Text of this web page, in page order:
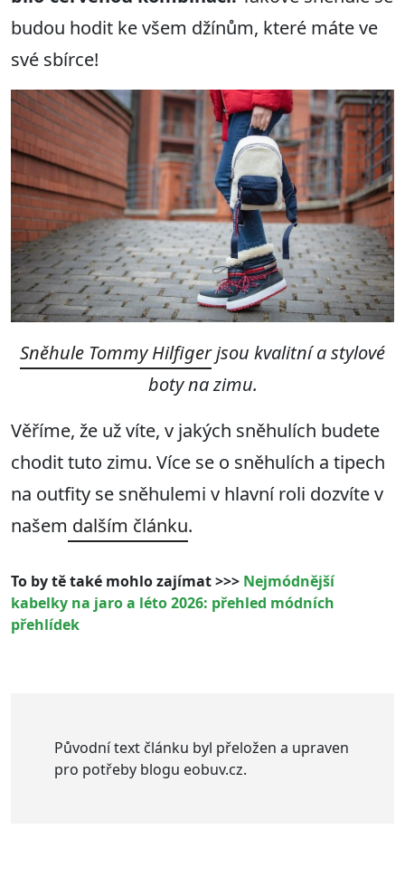
budou hodit ke všem džínům, které máte ve
své sbírce!
Sněhule Tommy Hilfigerjsou kvalitní a stylové
boty na zimu.
Věříme, že už víte, v jakých sněhulích budete
chodit tuto zimu. Více se o sněhulích a tipech
na outfity se sněhulemi v hlavní roli dozvíte v
našem dalším článku.
To by tě také mohlo zajímat >>> Nejmódnější
kabelky na jaro a léto 2026: přehled módních
přehlídek
Původní text článku byl přeložen a upraven
pro potřeby blogu eobuv.cz.